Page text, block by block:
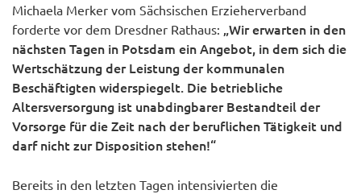
Michaela Merker vom Sächsischen Erzieherverband
forderte vor dem Dresdner Rathaus: „Wir erwarten in den
nächsten Tagen in Potsdam ein Angebot, in dem sich die
Wertschätzung der Leistung der kommunalen
Beschäftigten widerspiegelt. Die betriebliche
Altersversorgung ist unabdingbarer Bestandteil der
Vorsorge für die Zeit nach der beruflichen Tätigkeit und
darf nicht zur Disposition stehen!“
Bereits in den letzten Tagen intensivierten die